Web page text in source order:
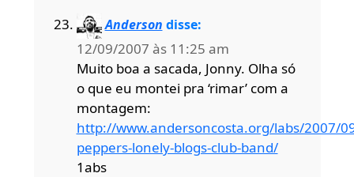
Anderson disse:
12/09/2007 às 11:25 am
Muito boa a sacada, Jonny. Olha só
o que eu montei pra ‘rimar’ com a
montagem:
http://www.andersoncosta.org/labs/2007/
peppers-lonely-blogs-club-band/
1abs